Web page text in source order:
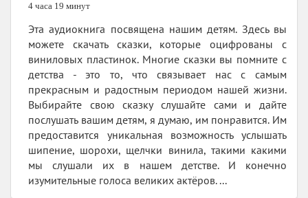
4 часа 19 минут
Эта аудиокнига посвящена нашим детям. Здесь вы
можете скачать сказки, которые оцифрованы с
виниловых пластинок. Многие сказки вы помните с
детства - это то, что связывает нас с самым
прекрасным и радостным периодом нашей жизни.
Выбирайте свою сказку слушайте сами и дайте
послушать вашим детям, я думаю, им понравится. Им
предоставится уникальная возможность услышать
шипение, шорохи, щелчки винила, такими какими
мы слушали их в нашем детстве. И конечно
изумительные голоса великих актёров. ...